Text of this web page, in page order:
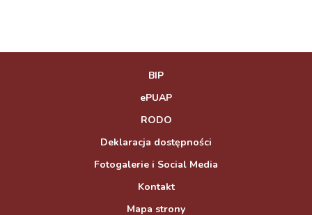
BIP
ePUAP
RODO
Deklaracja dostępności
Fotogalerie i Social Media
Kontakt
Mapa strony